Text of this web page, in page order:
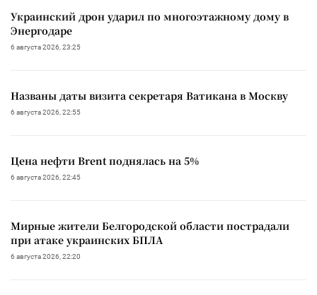
Украинский дрон ударил по многоэтажному дому в
Энергодаре
6 августа 2026, 23:25
Названы даты визита секретаря Ватикана в Москву
6 августа 2026, 22:55
Цена нефти Brent поднялась на 5%
6 августа 2026, 22:45
Мирные жители Белгородской области пострадали
при атаке украинских БПЛА
6 августа 2026, 22:20